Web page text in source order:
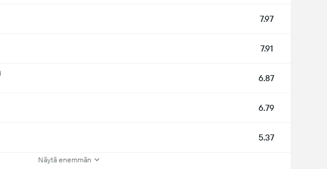
7.97
7.91
6.87
6.79
5.37
Näytä enemmän